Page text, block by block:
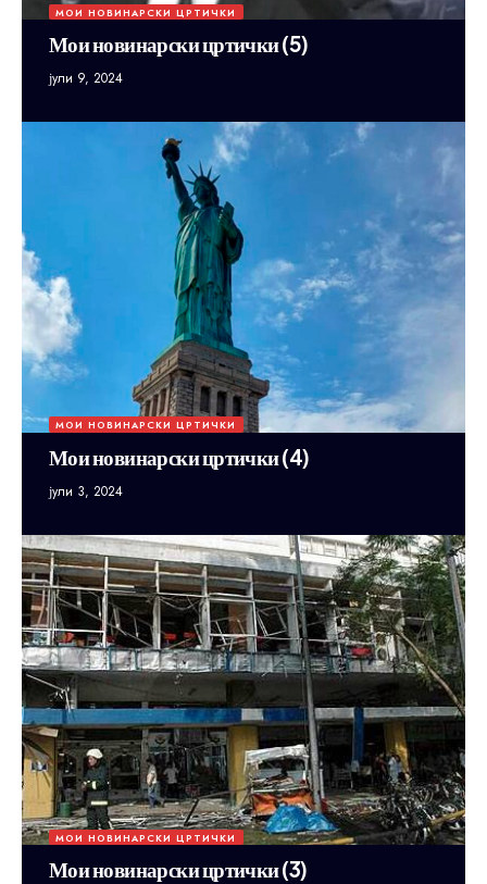
МОИ НОВИНАРСКИ ЦРТИЧКИ
Мои новинарски цртички (5)
јули 9, 2024
МОИ НОВИНАРСКИ ЦРТИЧКИ
Мои новинарски цртички (4)
јули 3, 2024
МОИ НОВИНАРСКИ ЦРТИЧКИ
Мои новинарски цртички (3)